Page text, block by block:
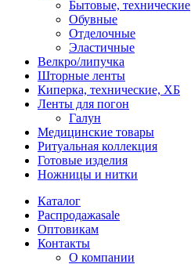
Бытовые, технические
Обувные
Отделочные
Эластичные
Велкро/липучка
Шторные ленты
Киперка, технические, ХБ
Ленты для погон
Галун
Медицинские товары
Ритуальная коллекция
Готовые изделия
Ножницы и нитки
Каталог
Распродажаsale
Оптовикам
Контакты
О компании